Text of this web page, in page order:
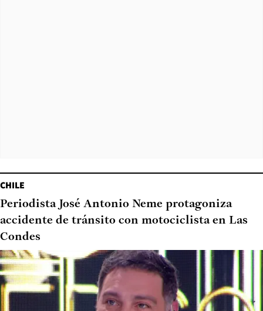
CHILE
Periodista José Antonio Neme protagoniza
accidente de tránsito con motociclista en Las
Condes